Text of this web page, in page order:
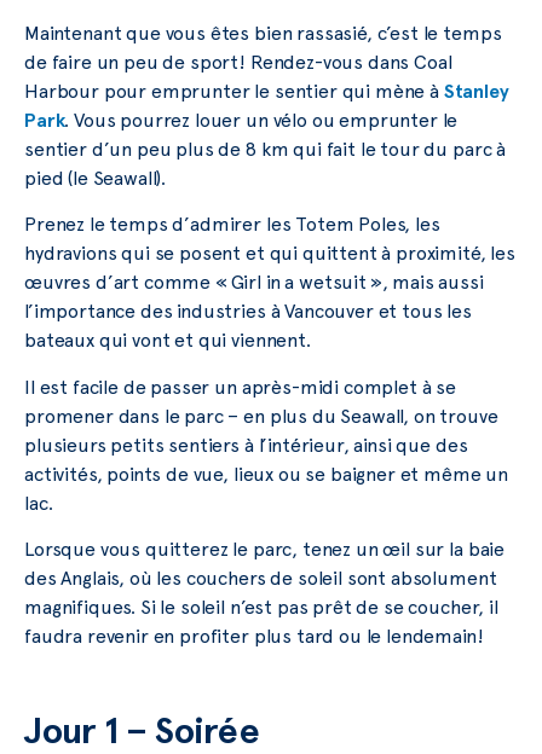
Maintenant que vous êtes bien rassasié, c’est le temps
de faire un peu de sport! Rendez-vous dans Coal
Harbour pour emprunter le sentier qui mène à Stanley
Park. Vous pourrez louer un vélo ou emprunter le
sentier d’un peu plus de 8 km qui fait le tour du parc à
pied (le Seawall).
Prenez le temps d’admirer les Totem Poles, les
hydravions qui se posent et qui quittent à proximité, les
œuvres d’art comme « Girl in a wetsuit », mais aussi
l’importance des industries à Vancouver et tous les
bateaux qui vont et qui viennent.
Il est facile de passer un après-midi complet à se
promener dans le parc – en plus du Seawall, on trouve
plusieurs petits sentiers à l’intérieur, ainsi que des
activités, points de vue, lieux ou se baigner et même un
lac.
Lorsque vous quitterez le parc, tenez un œil sur la baie
des Anglais, où les couchers de soleil sont absolument
magnifiques. Si le soleil n’est pas prêt de se coucher, il
faudra revenir en profiter plus tard ou le lendemain!
Jour 1 – Soirée